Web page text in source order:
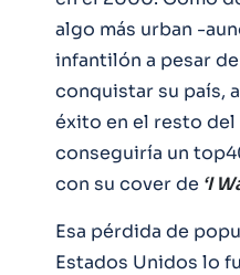
algo más urban -
infantilón a pesar
conquistar su país,
éxito en el resto del
conseguiría un
con su cover de ‘I
Esa pérdida de
Estados Unidos lo